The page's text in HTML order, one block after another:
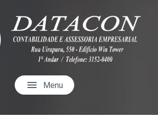
menu Menu